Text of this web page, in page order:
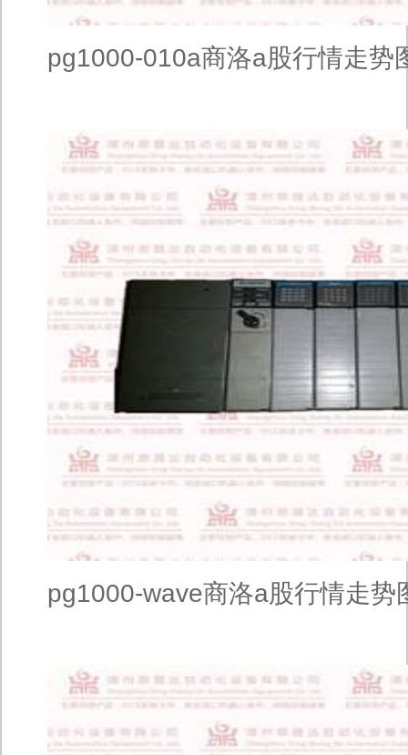
pg1000-010a商洛a股行情走势
pg1000-wave商洛a股行情走势